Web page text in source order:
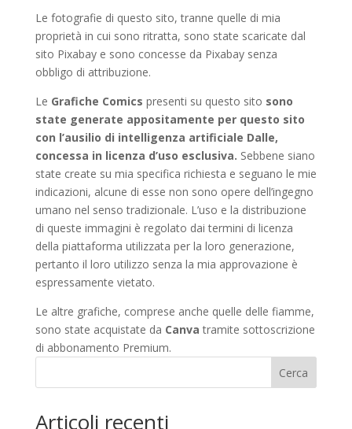
Le fotografie di questo sito, tranne quelle di mia
proprietà in cui sono ritratta, sono state scaricate dal
sito Pixabay e sono concesse da Pixabay senza
obbligo di attribuzione.
Le Grafiche Comics presenti su questo sito sono
state generate appositamente per questo sito
con l’ausilio di intelligenza artificiale Dalle,
concessa in licenza d’uso esclusiva. Sebbene siano
state create su mia specifica richiesta e seguano le mie
indicazioni, alcune di esse non sono opere dell’ingegno
umano nel senso tradizionale. L’uso e la distribuzione
di queste immagini è regolato dai termini di licenza
della piattaforma utilizzata per la loro generazione,
pertanto il loro utilizzo senza la mia approvazione è
espressamente vietato.
Le altre grafiche, comprese anche quelle delle fiamme,
sono state acquistate da Canva tramite sottoscrizione
di abbonamento Premium.
Cerca
Articoli recenti